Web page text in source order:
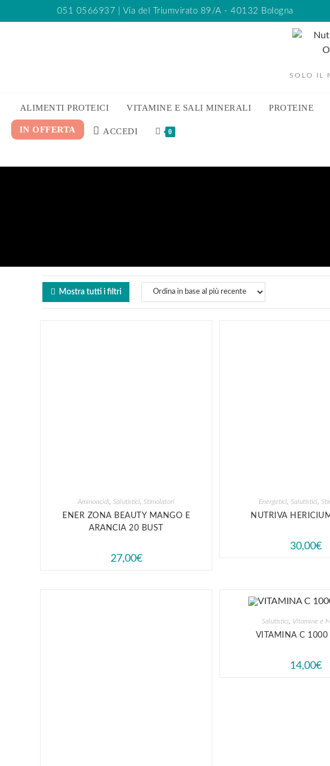
051 0566937 | Via del Triumvirato 89/A - 40132 Bologna
SOLO IL
ALIMENTI PROTEICI VITAMINE E SALI MINERALI PROTEINE
IN OFFERTA ACCEDI 0
Mostra tutti i filtri
Aminoacidi Salutistici Stimolatori
ENER ZONA BEAUTY MANGO E
ARANCIA 20 BUST
27,00€
Energetici Salutistici
NUTRIVA
30,00€
Salutistici Vitamine e
VITAMINA C
14,00€